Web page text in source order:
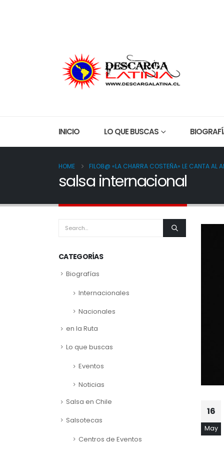
INICIO LO QUE BUSCAS
HOME FILO8@ «LA CHARRA COSTEÑA» LE CANTA AL
salsa internacional
16
May
CATEGORÍAS
Biografías
Internacionales
Nacionales
en la Ruta
Lo que buscas
Eventos
Noticias
Salsa en Chile
Salsotecas
Centros de Eventos